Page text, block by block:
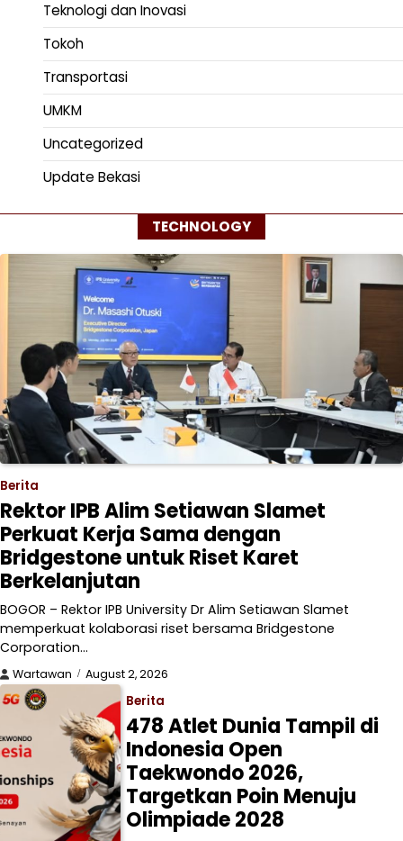
Teknologi dan Inovasi
Tokoh
Transportasi
UMKM
Uncategorized
Update Bekasi
TECHNOLOGY
Berita
Rektor IPB Alim Setiawan Slamet
Perkuat Kerja Sama dengan
Bridgestone untuk Riset Karet
Berkelanjutan
BOGOR – Rektor IPB University Dr Alim Setiawan Slamet
memperkuat kolaborasi riset bersama Bridgestone
Corporation…
Wartawan August 2, 2026
Berita
478 Atlet Dunia Tampil di
Indonesia Open
Taekwondo 2026,
Targetkan Poin Menuju
Olimpiade 2028